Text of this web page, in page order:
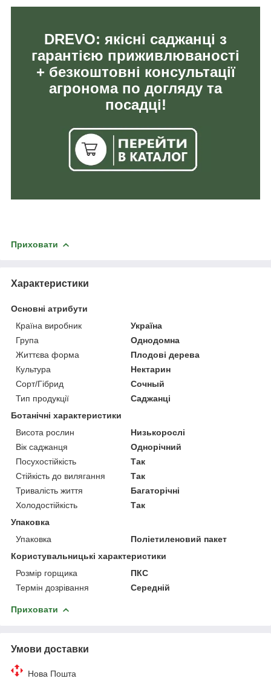
DREVO: якісні саджанці з
гарантією приживлюваності
+ безкоштовні консультації
агронома по догляду та
посадці!
Приховати
Характеристики
Основні атрибути
Країна виробник
Україна
Група
Однодомна
Життєва форма
Плодові дерева
Культура
Нектарин
Сорт/Гібрид
Сочный
Тип продукції
Саджанці
Ботанічні характеристики
Висота рослин
Низькорослі
Вік саджанця
Однорічний
Посухостійкість
Так
Стійкість до вилягання
Так
Тривалість життя
Багаторічні
Холодостійкість
Так
Упаковка
Упаковка
Поліетиленовий пакет
Користувальницькі характеристики
Розмір горщика
ПКС
Термін дозрівання
Середній
Приховати
Умови доставки
Нова Пошта